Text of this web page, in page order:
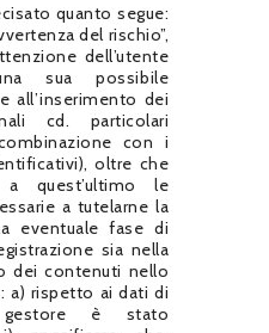
quanto segue:
del rischio”,
dell’utente
sua possibile
all’inserimento dei
cd. particolari
con i
oltre che
quest’ultimo le
a tutelarne la
eventuale fase di
sia nella
dei contenuti nello
a) rispetto ai dati di
gestore è stato